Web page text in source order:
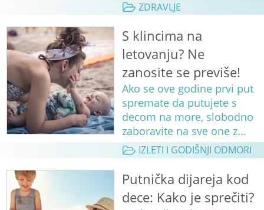
ZDRAVLJE
S klincima na
letovanju? Ne
zanosite se previše!
Ako se ove godine prvi put
spremate da putujete s
decom na more, slobodno
zaboravite na sve one z...
IZLETI I GODIŠNJI ODMORI
Putnička dijareja kod
dece: Kako je sprečiti?